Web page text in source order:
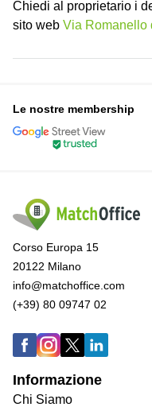
Chiedi al proprietario i
sito web Via Romanello
Le nostre membership
Corso Europa 15
20122 Milano
info@matchoffice.com
(+39) 80 09747 02
Informazione
Chi Siamo